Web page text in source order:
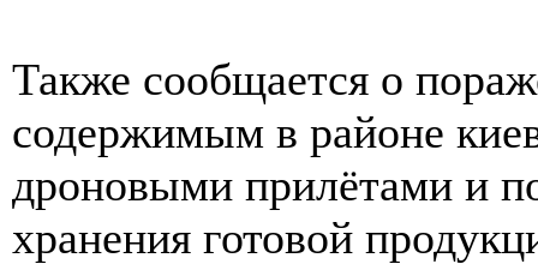
Также сообщается о
содержимым в районе
дроновыми прилётами и
хранения готовой